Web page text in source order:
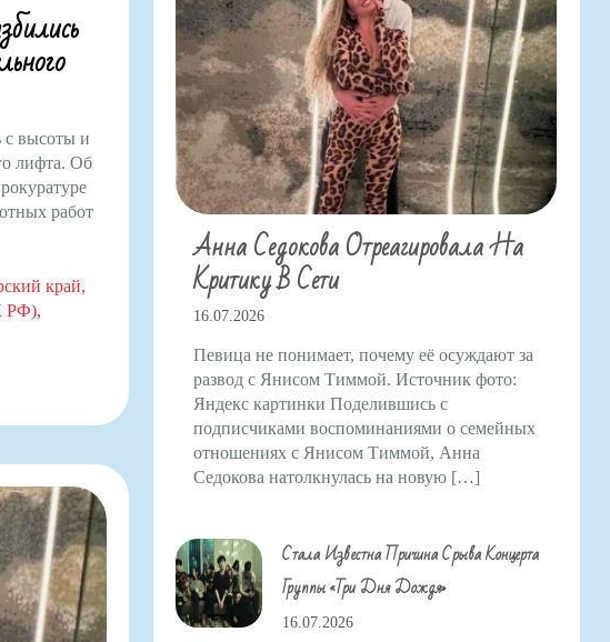
с высоты и
лифта. Об
работ
край
РФ)
Анна Седокова Отреагировала На
Критику В Сети
16.07.2026
Певица не понимает, почему её осуждают за
развод с Янисом Тиммой. Источник фото:
Яндекс картинки Поделившись с
подписчиками воспоминаниями о семейных
отношениях с Янисом Тиммой, Анна
Седокова натолкнулась на новую […]
Стала Известна Причина Срыва Концерта
Группы «Три Дня Дождя»
16.07.2026